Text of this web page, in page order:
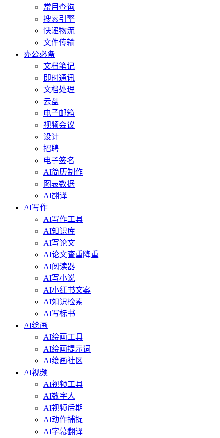
常用查询
搜索引擎
快递物流
文件传输
办公必备
文档笔记
即时通讯
文档处理
云盘
电子邮箱
视频会议
设计
招聘
电子签名
AI简历制作
图表数据
AI翻译
AI写作
AI写作工具
AI知识库
AI写论文
AI论文查重降重
AI阅读器
AI写小说
AI小红书文案
AI知识检索
AI写标书
AI绘画
AI绘画工具
AI绘画提示词
AI绘画社区
AI视频
AI视频工具
AI数字人
AI视频后期
AI动作捕捉
AI字幕翻译